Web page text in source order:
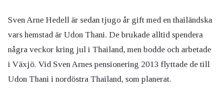
Sven Arne Hedell är sedan tjugo år gift med en thailändska
vars hemstad är Udon Thani. De brukade alltid spendera
några veckor kring jul i Thailand, men bodde och arbetade
i Växjö. Vid Sven Arnes pensionering 2013 flyttade de till
Udon Thani i nordöstra Thailand, som planerat.